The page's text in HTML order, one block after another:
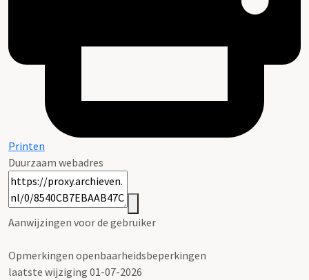
Printen
Duurzaam webadres
Aanwijzingen voor de gebruiker
Opmerkingen openbaarheidsbeperkingen
laatste wijziging 01-07-2026